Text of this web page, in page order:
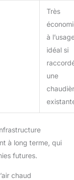
Très
à
idéal si
une
à long terme, qui
futures.
chaud